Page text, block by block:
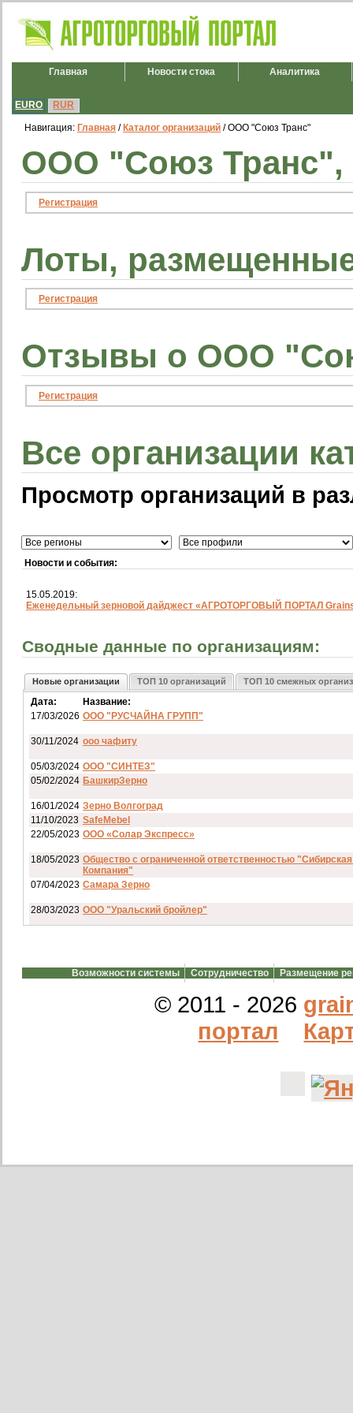
Главная Новости стока Аналитика
EURO RUR
Навигация: Главная / Каталог организаций / ООО "Союз Транс"
ООО "Союз Транс",
Регистрация
Лоты,
Регистрация
Отзывы о ООО
Регистрация
Все организации
Просмотр организаций в
Новости и события:
15.05.2019:
Еженедельный зерновой дайджест «АГРОТОРГОВЫЙ ПОРТАЛ
Сводные данные по организациям:
Новые организации ТОП 10 организаций ТОП 10 смежных
Дата:
Название:
17/03/2026 ООО "РУСЧАЙНА ГРУПП"
30/11/2024 ооо чафиту
05/03/2024 ООО "СИНТЕЗ"
05/02/2024 БашкирЗерно
16/01/2024 Зерно Волгоград
11/10/2023 SafeMebel
22/05/2023 ООО «Солар Экспресс»
18/05/2023 Общество с ограниченной ответственностью
Компания"
07/04/2023 Самара Зерно
28/03/2023 ООО "Уральский бройлер"
20/02/2023 GREENKO
Возможности системы Сотрудничество Размещение
© 2011 - 2026
портал